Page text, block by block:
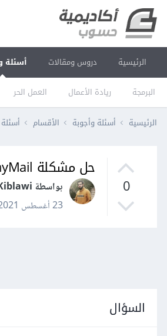
الرئيسية دروس ومقالات أسئلة
البرمجة ريادة الأعمال العمل الحر
الرئيسية أسئلة وأجوبة الأقسام
0
حل مشكلة Failed: App\Jobs\CompanyMail في laravel jobs queue
بواسطة Mohammad Kiblawi
23 أغسطس 2021
السؤال